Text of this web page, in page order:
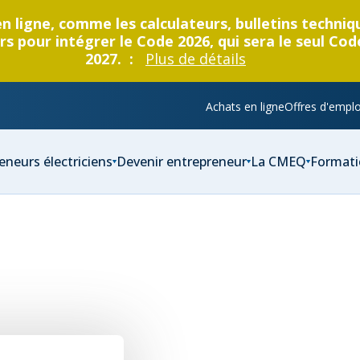
comme les calculateurs, bulletins
pour intégrer le Code 2026, qui sera le seul
2027. :
Plus de détails
Achats en ligneOffres
électriciens Devenir entrepreneur La CMEQ